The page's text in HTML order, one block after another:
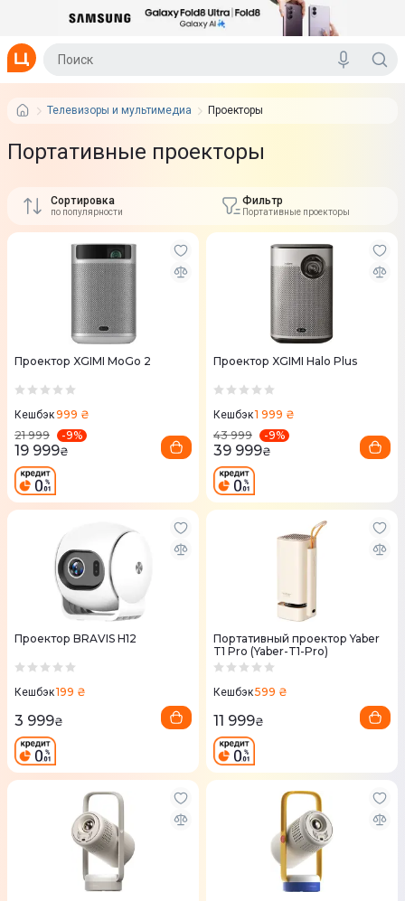
Телевизоры и мультимедиа Проекторы
Портативные проекторы
Сортировка
по популярности
Фильтр
Портативные проекторы
Проектор XGIMI MoGo 2
Кешбэк999 ₴
21 999
-9%
19 999₴
Проектор XGIMI Halo Plus
Кешбэк1 999 ₴
43 999
-9%
39 999₴
Проектор BRAVIS H12
Кешбэк199 ₴
3 999₴
Портативный проектор Yaber
T1 Pro (Yaber-T1-Pro)
Кешбэк599 ₴
11 999₴